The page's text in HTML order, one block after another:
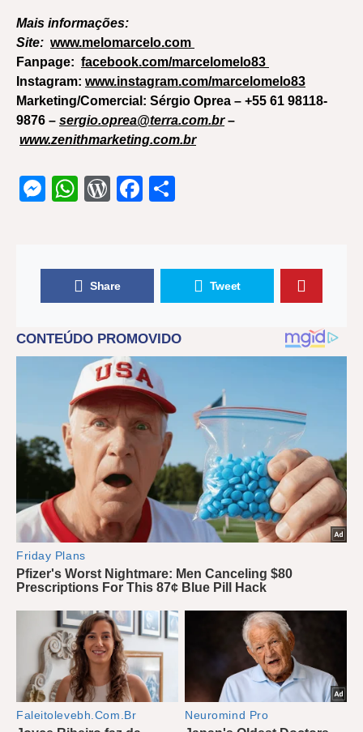
Mais informações:
Site: www.melomarcelo.com
Fanpage: facebook.com/marcelomelo83
Instagram: www.instagram.com/marcelomelo83
Marketing/Comercial: Sérgio Oprea – +55 61 98118-
9876 – sergio.oprea@terra.com.br–
www.zenithmarketing.com.br
Messenger
WhatsApp
WordPress
Facebook
Share Tweet